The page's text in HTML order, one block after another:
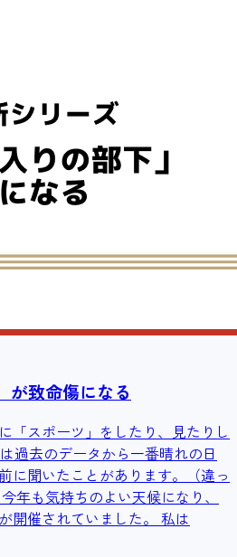
が致命傷になる
「スポーツ」をしたり、見たりし
過去のデータから一番晴れの日
に聞いたことがあります。（違っ
年も気持ちのよい天候になり、
開催されていました。 私は